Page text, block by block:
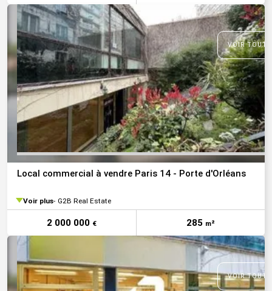
VOIR
Local commercial à vendre Paris 14 - Porte d'Orléans
Voir plus G2B Real Estate
2 000 000 € 285 m²
VOIR